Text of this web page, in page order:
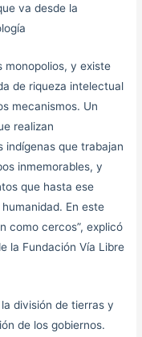
va desde la
monopolios, y existe
de riqueza intelectual
mecanismos. Un
realizan
indígenas que trabajan
inmemorables, y
que hasta ese
En este
como cercos”, explicó
la Fundación Vía Libre
división de tierras y
de los gobiernos.